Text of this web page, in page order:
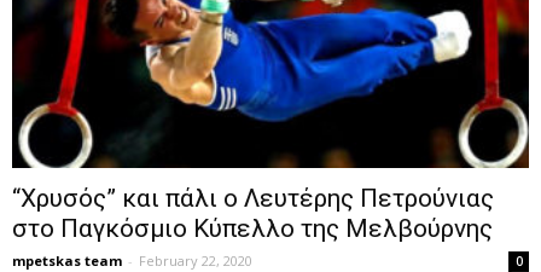
“Χρυσός” και πάλι ο Λευτέρης Πετρούνιας
στο Παγκόσμιο Κύπελλο της Μελβούρνης
mpetskas team - February 22, 2020 0